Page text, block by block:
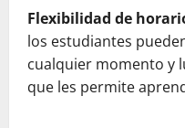
Flexibilidad de
los estudiantes
cualquier momento y
que les permite